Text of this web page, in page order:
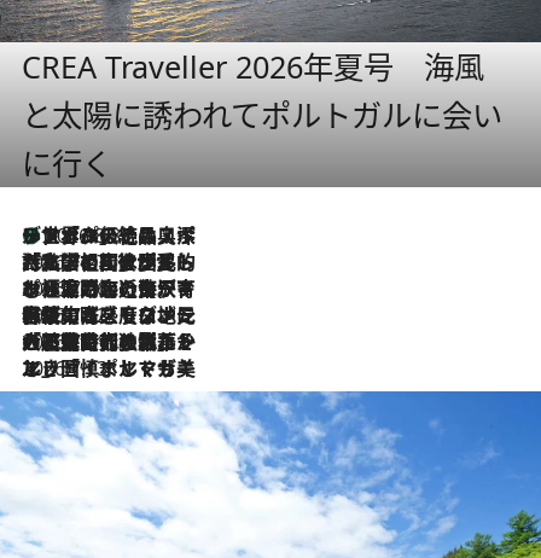
CREA Traveller 2026年夏号 海風
と太陽に誘われてポルトガルに会い
に行く
2026.8.8
リスボンの絶品スイーツ「パステル・デ・ナタ」とは？ポルトガル伝統の奥深い世界へ
2026.7.27
「私の祖国はポルトガル語です」国民的詩人フェルナンド・ペソアと、彼が愛した文学の街を歩く
2026.7.26
ポルトガル近海が育む極上の海の幸。キリリと冷えた白ワインと愉しむ、シーフード専門店の贅沢
2026.7.22
伝統の味をモダンに昇華。高感度な地元客が集う、リスボンの最旬ガストロノミー
2026.7.21
大航海時代の栄華から、震災、独裁、そして革命へ。ポルトガル・首都リスボンの石畳に刻まれた「歴史の光と影」
2026.7.13
エッセイ・ヤマザキマリ「慎ましくも美しき国 ポルトガル」